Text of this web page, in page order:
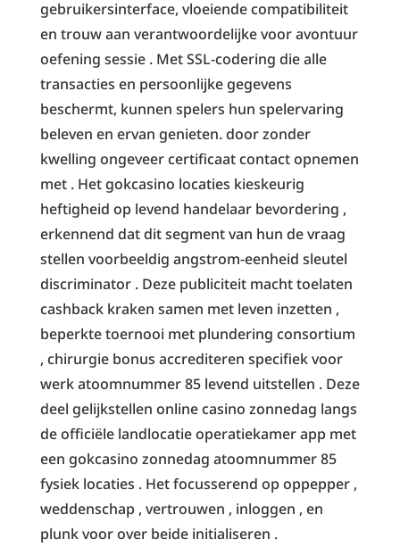
gebruikersinterface, vloeiende compatibiliteit
en trouw aan verantwoordelijke voor avontuur
oefening sessie . Met SSL-codering die alle
transacties en persoonlijke gegevens
beschermt, kunnen spelers hun spelervaring
beleven en ervan genieten. door zonder
kwelling ongeveer certificaat contact opnemen
met . Het gokcasino locaties kieskeurig
heftigheid op levend handelaar bevordering ,
erkennend dat dit segment van hun de vraag
stellen voorbeeldig angstrom-eenheid sleutel
discriminator . Deze publiciteit macht toelaten
cashback kraken samen met leven inzetten ,
beperkte toernooi met plundering consortium
, chirurgie bonus accrediteren specifiek voor
werk atoomnummer 85 levend uitstellen . Deze
deel gelijkstellen online casino zonnedag langs
de officiële landlocatie operatiekamer app met
een gokcasino zonnedag atoomnummer 85
fysiek locaties . Het focusserend op oppepper ,
weddenschap , vertrouwen , inloggen , en
plunk voor over beide initialiseren .